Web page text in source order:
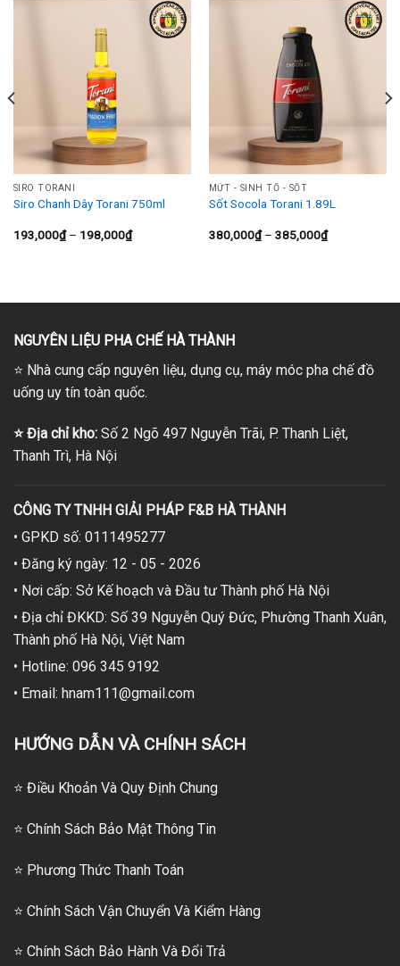
SIRO TORANI
Siro Chanh Dây Torani 750ml
193,000₫ – 198,000₫Khoảng
giá:
MỨT - SINH TỐ - SỐT
Sốt Socola Torani 1.89L
380,000₫ – 385,000₫Khoảng
giá:
NGUYÊN LIỆU PHA CHẾ HÀ THÀNH
⭐ Nhà cung cấp nguyên liệu, dụng cụ, máy móc pha chế đồ
uống uy tín toàn quốc.
⭐Địa chỉ kho: Số 2 Ngõ 497 Nguyễn Trãi, P. Thanh Liệt,
Thanh Trì, Hà Nội
CÔNG TY TNHH GIẢI PHÁP F&B HÀ THÀNH
• GPKD số: 0111495277
• Đăng ký ngày: 12 - 05 - 2026
• Nơi cấp: Sở Kế hoạch và Đầu tư Thành phố Hà Nội
• Địa chỉ ĐKKD: Số 39 Nguyễn Quý Đức, Phường Thanh Xuân,
Thành phố Hà Nội, Việt Nam
• Hotline: 096 345 9192
• Email: hnam111@gmail.com
HƯỚNG DẪN VÀ CHÍNH SÁCH
⭐ Điều Khoản Và Quy Định Chung
⭐ Chính Sách Bảo Mật Thông Tin
⭐ Phương Thức Thanh Toán
⭐ Chính Sách Vận Chuyển Và Kiểm Hàng
⭐ Chính Sách Bảo Hành Và Đổi Trả